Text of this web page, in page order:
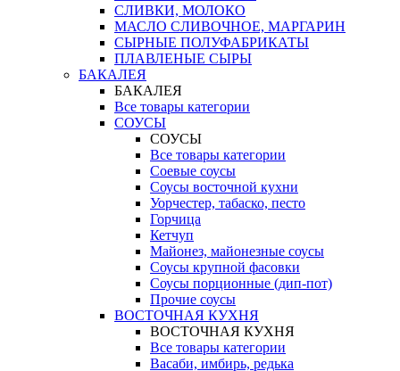
СЛИВКИ, МОЛОКО
МАСЛО СЛИВОЧНОЕ, МАРГАРИН
СЫРНЫЕ ПОЛУФАБРИКАТЫ
ПЛАВЛЕНЫЕ СЫРЫ
БАКАЛЕЯ
БАКАЛЕЯ
Все товары категории
СОУСЫ
СОУСЫ
Все товары категории
Соевые соусы
Соусы восточной кухни
Уорчестер, табаско, песто
Горчица
Кетчуп
Майонез, майонезные соусы
Соусы крупной фасовки
Соусы порционные (дип-пот)
Прочие соусы
ВОСТОЧНАЯ КУХНЯ
ВОСТОЧНАЯ КУХНЯ
Все товары категории
Васаби, имбирь, редька